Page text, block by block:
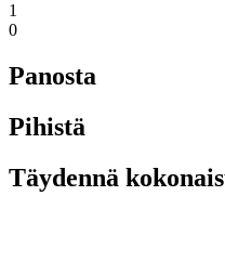
1
0
Panosta
Pihistä
Täydennä